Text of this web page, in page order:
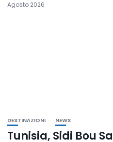
Agosto 2026
DESTINAZIONI NEWS
Tunisia, Sidi Bou